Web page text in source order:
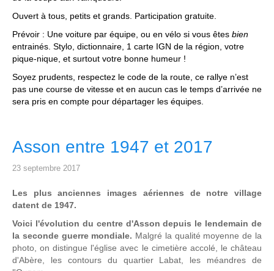
Ouvert à tous, petits et grands. Participation gratuite.
Prévoir : Une voiture par équipe, ou en vélo si vous êtes bien
entrainés. Stylo, dictionnaire, 1 carte IGN de la région, votre
pique-nique, et surtout votre bonne humeur !
Soyez prudents, respectez le code de la route, ce rallye n’est
pas une course de vitesse et en aucun cas le temps d’arrivée ne
sera pris en compte pour départager les équipes.
Asson entre 1947 et 2017
23 septembre 2017
Les plus anciennes images aériennes de notre village
datent de 1947.
Voici l'évolution du centre d'Asson depuis le lendemain de
la seconde guerre mondiale. Malgré la qualité moyenne de la
photo, on distingue l'église avec le cimetière accolé, le château
d'Abère, les contours du quartier Labat, les méandres de